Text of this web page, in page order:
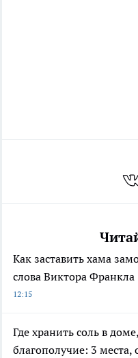
Как заставить хама
слова Виктора Франкла
12:15
Где хранить соль в
благополучие: 3